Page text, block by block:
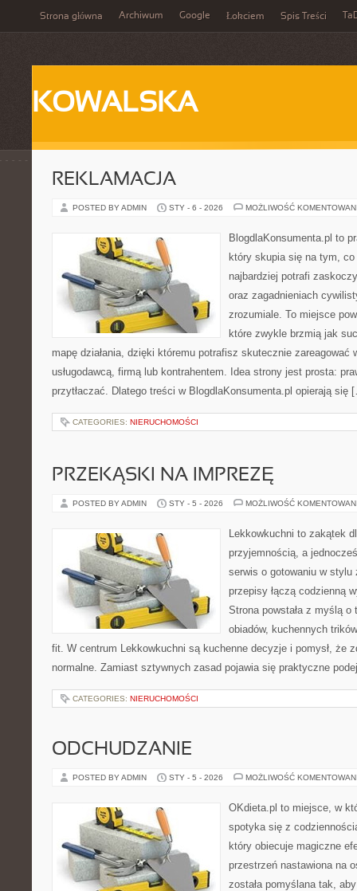
Strona główna Archiwum Google Łokciem Spis Treści
KOWALSKA
REKLAMACJA
POSTED BY ADMIN STY - 6 - 2026 MOŻLIWOŚĆ
BlogdlaKonsumenta.pl to
który skupia się na tym,
najbardziej potrafi
oraz zagadnieniach
zrozumiale. To miejsce
które zwykle brzmią jak
mapę działania, dzięki któremu potrafisz skutecznie zareagować
usługodawcą, firmą lub kontrahentem. Idea strony jest prosta:
przytłaczać. Dlatego treści w BlogdlaKonsumenta.pl opierają się
CATEGORIES: NIERUCHOMOŚCI
PRZEKĄSKI NA IMPREZĘ
POSTED BY ADMIN STY - 5 - 2026 MOŻLIWOŚĆ
Lekkowkuchni to zakątek
przyjemnością, a
serwis o gotowaniu w stylu
przepisy łączą codzienną
Strona powstała z myślą
obiadów, kuchennych
fit. W centrum Lekkowkuchni są kuchenne decyzje i pomysł, że
normalne. Zamiast sztywnych zasad pojawia się praktyczne
CATEGORIES: NIERUCHOMOŚCI
ODCHUDZANIE
POSTED BY ADMIN STY - 5 - 2026 MOŻLIWOŚĆ
OKdieta.pl to miejsce, w
spotyka się z
który obiecuje magiczne
przestrzeń nastawiona na
została pomyślana tak,